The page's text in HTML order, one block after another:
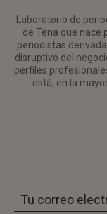
Laboratorio de
de Tena que nace
periodistas
disruptivo del
perfiles
está, en la